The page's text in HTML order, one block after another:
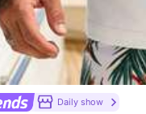
Daily show